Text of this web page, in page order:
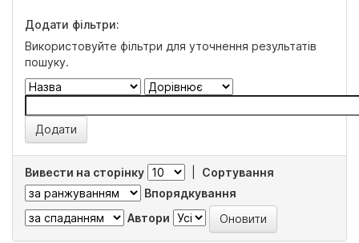
Додати фільтри:
Використовуйте фільтри для уточнення результатів
пошуку.
Вивести на сторінку
Сортування
Впорядкування
Автори